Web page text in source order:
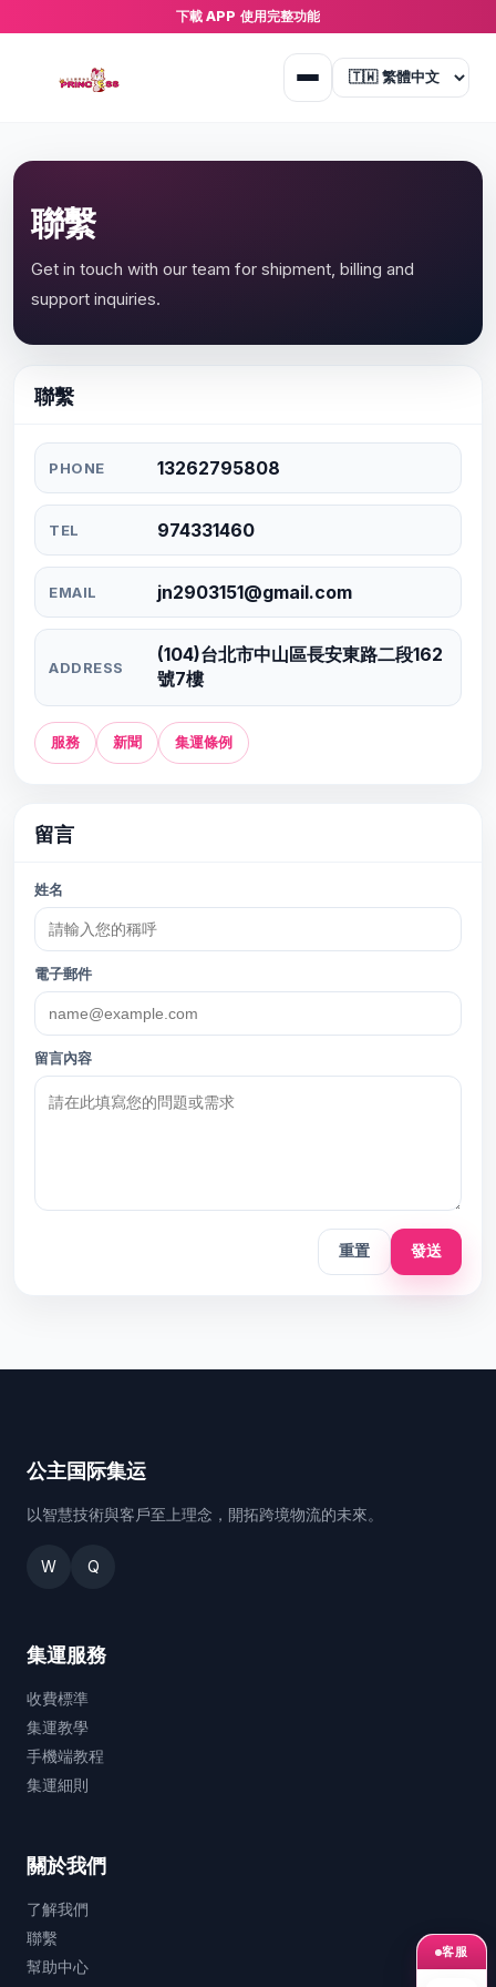
下載 APP 使用完整功能
聯繫
Get in touch with our team for shipment, billing and
support inquiries.
聯繫
PHONE 13262795808
TEL 974331460
EMAIL jn2903151@gmail.com
ADDRESS
(104)台北市中山區長安東路二段162
號7樓
服務 新聞 集運條例
留言
姓名
電子郵件
留言內容
重置 發送
公主国际集运
以智慧技術與客戶至上理念，開拓跨境物流的未來。
W Q
集運服務
收費標準
集運教學
手機端教程
集運細則
關於我們
了解我們
聯繫
幫助中心
客服